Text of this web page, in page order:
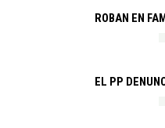
ROBAN EN
EL PP